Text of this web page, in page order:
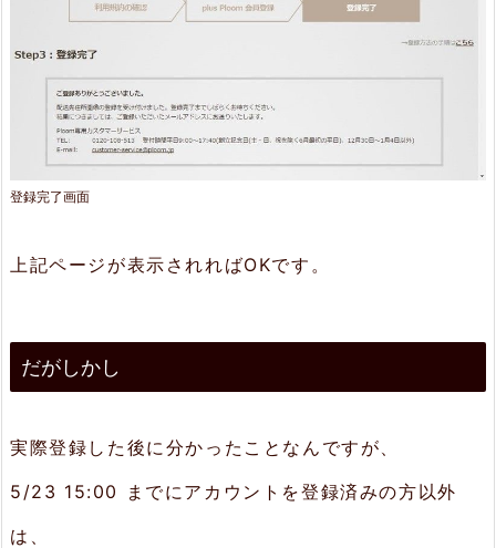
登録完了画面
上記ページが表示されればOKです。
だがしかし
実際登録した後に分かったことなんですが、
5/23 15:00 までにアカウントを登録済みの方以外
は、